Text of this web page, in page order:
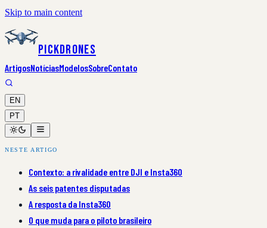
Skip to main content
PickDrones
ArtigosNotíciasModelosSobreContato
EN
PT
NESTE ARTIGO
Contexto: a rivalidade entre DJI e Insta360
As seis patentes disputadas
A resposta da Insta360
O que muda para o piloto brasileiro